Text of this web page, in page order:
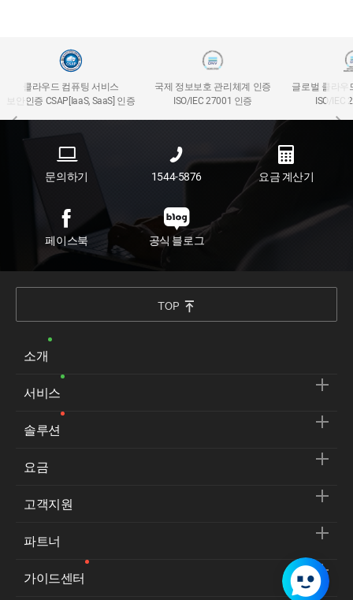
클라우드 컴퓨팅 서비스
보안인증 CSAP[IaaS, SaaS] 인증
국제 정보보호 관리체계 인증
ISO/IEC 27001 인증
글로벌 클라우
ISO/IEC
문의하기 1544-5876 요금 계산기
페이스북 공식 블로그
TOP
소개
서비스
솔루션
요금
고객지원
파트너
가이드센터